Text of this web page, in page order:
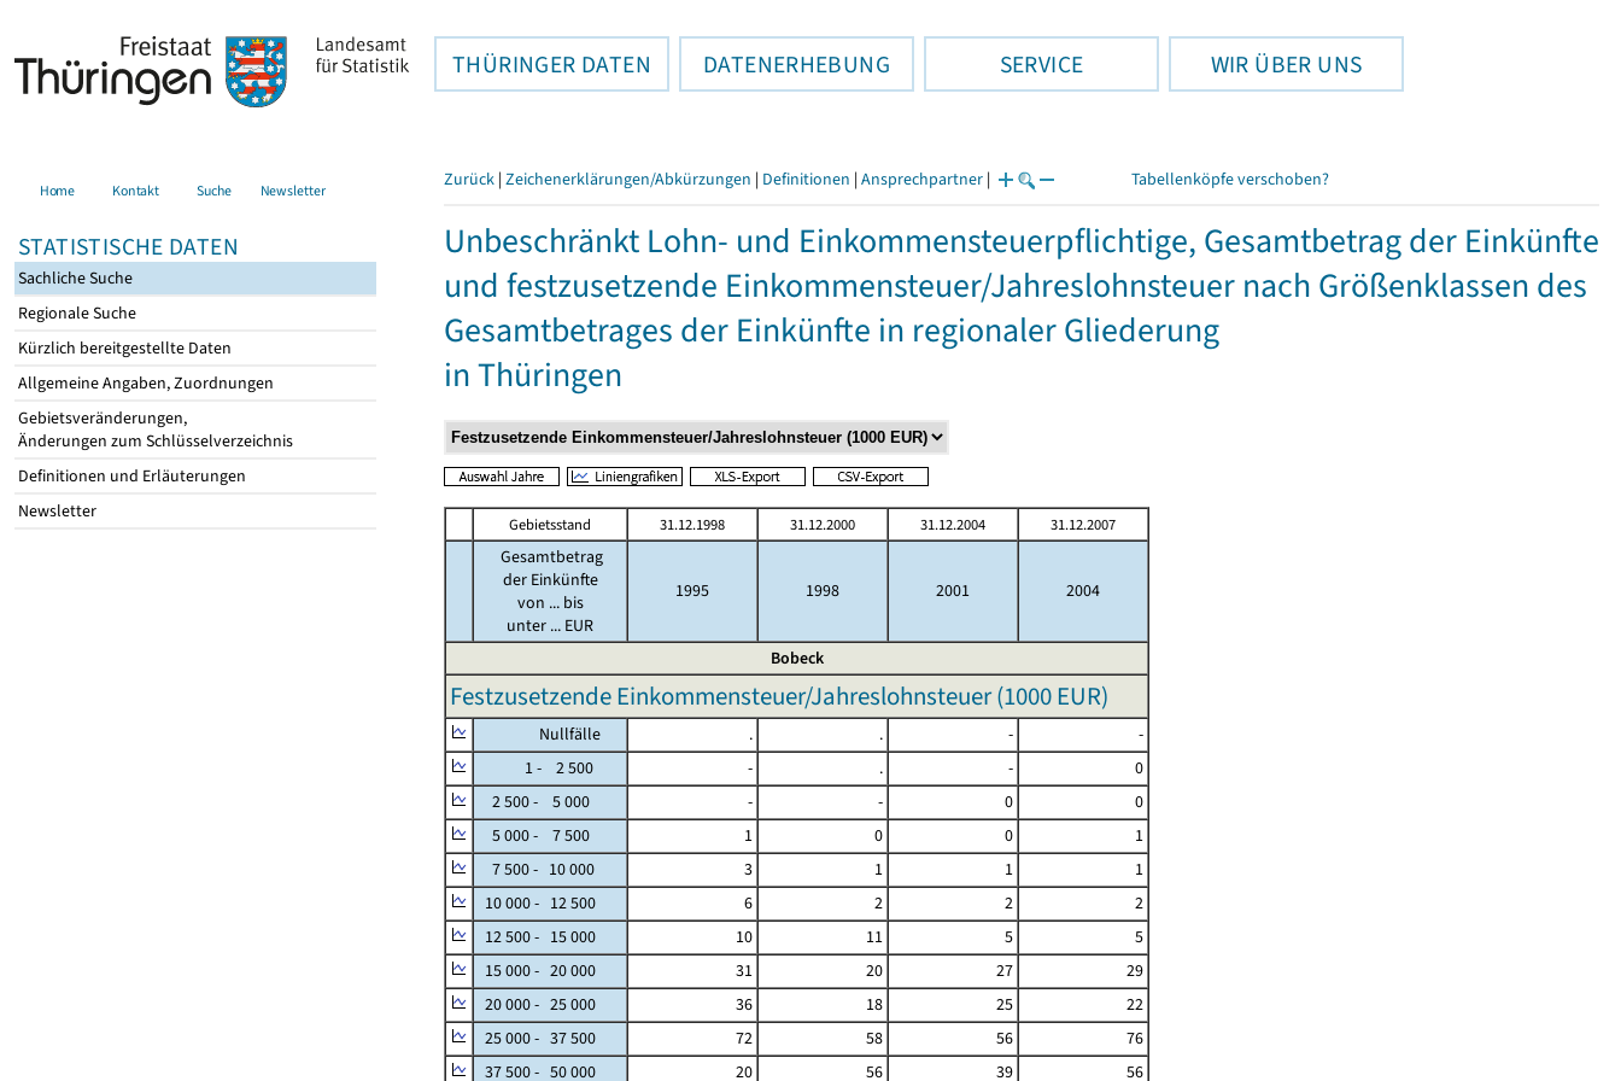
THÜRINGER DATEN DATENERHEBUNG SERVICE WIR ÜBER UNS
Home Kontakt Suche Newsletter
STATISTISCHE DATEN
Sachliche Suche
Regionale Suche
Kürzlich bereitgestellte Daten
Allgemeine Angaben, Zuordnungen
Gebietsveränderungen,
Änderungen zum Schlüsselverzeichnis
Definitionen und Erläuterungen
Newsletter
Zurück | Zeichenerklärungen/Abkürzungen | Definitionen | Ansprechpartner | Tabellenköpfe verschoben?
Unbeschränkt Lohn- und Einkommensteuerpflichtige, Gesamtbetrag der Einkünfte
und festzusetzende Einkommensteuer/Jahreslohnsteuer nach Größenklassen des
Gesamtbetrages der Einkünfte in regionaler Gliederung
in Thüringen
Gebietsstand 31.12.1998 31.12.2000 31.12.2004 31.12.2007
Gesamtbetrag
der Einkünfte
von ... bis
unter ... EUR
1995 1998 2001 2004
Bobeck
Festzusetzende Einkommensteuer/Jahreslohnsteuer (1000 EUR)
Nullfälle . . -
-
1 - 2 500
- . -
0
2 500 - 5 000
- - 0
0
5 000 - 7 500
1 0 0
1
7 500 - 10 000
3 1 1
1
10 000 - 12 500
6 2 2
2
12 500 - 15 000
10 11 5
5
15 000 - 20 000
31 20 27
29
20 000 - 25 000
36 18 25
22
25 000 - 37 500
72 58 56
76
37 500 - 50 000
20 56 39 56